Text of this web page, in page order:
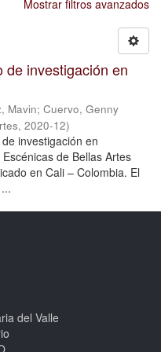
Mostrar filtros avanzados
de investigación en
Mavin; Cuervo, Genny
, 2020-12)
investigación en
de Bellas Artes
en Cali – Colombia. El
del Valle